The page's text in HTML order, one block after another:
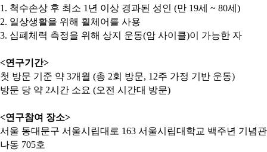
1. 척수손상 후 최소 1 년 이상 경과된 성인 (만 19세 ~ 80세 )
2. 일상생활을 위해 휠체어를 사용
3. 심폐체력 측정을 위해 상지 운동(암 사이클)이 가능한 자
<연구기간>
첫 방문 기준 약 3개월 (총 2회 방문, 12주 가정 기반 운동)
방문 당 약 2시간 소요 (오전 시간대 방문)
<연구참여 장소>
서울 동대문구 서울시립대로 163 서울시립대학교 백주년 기념관
나동 705호